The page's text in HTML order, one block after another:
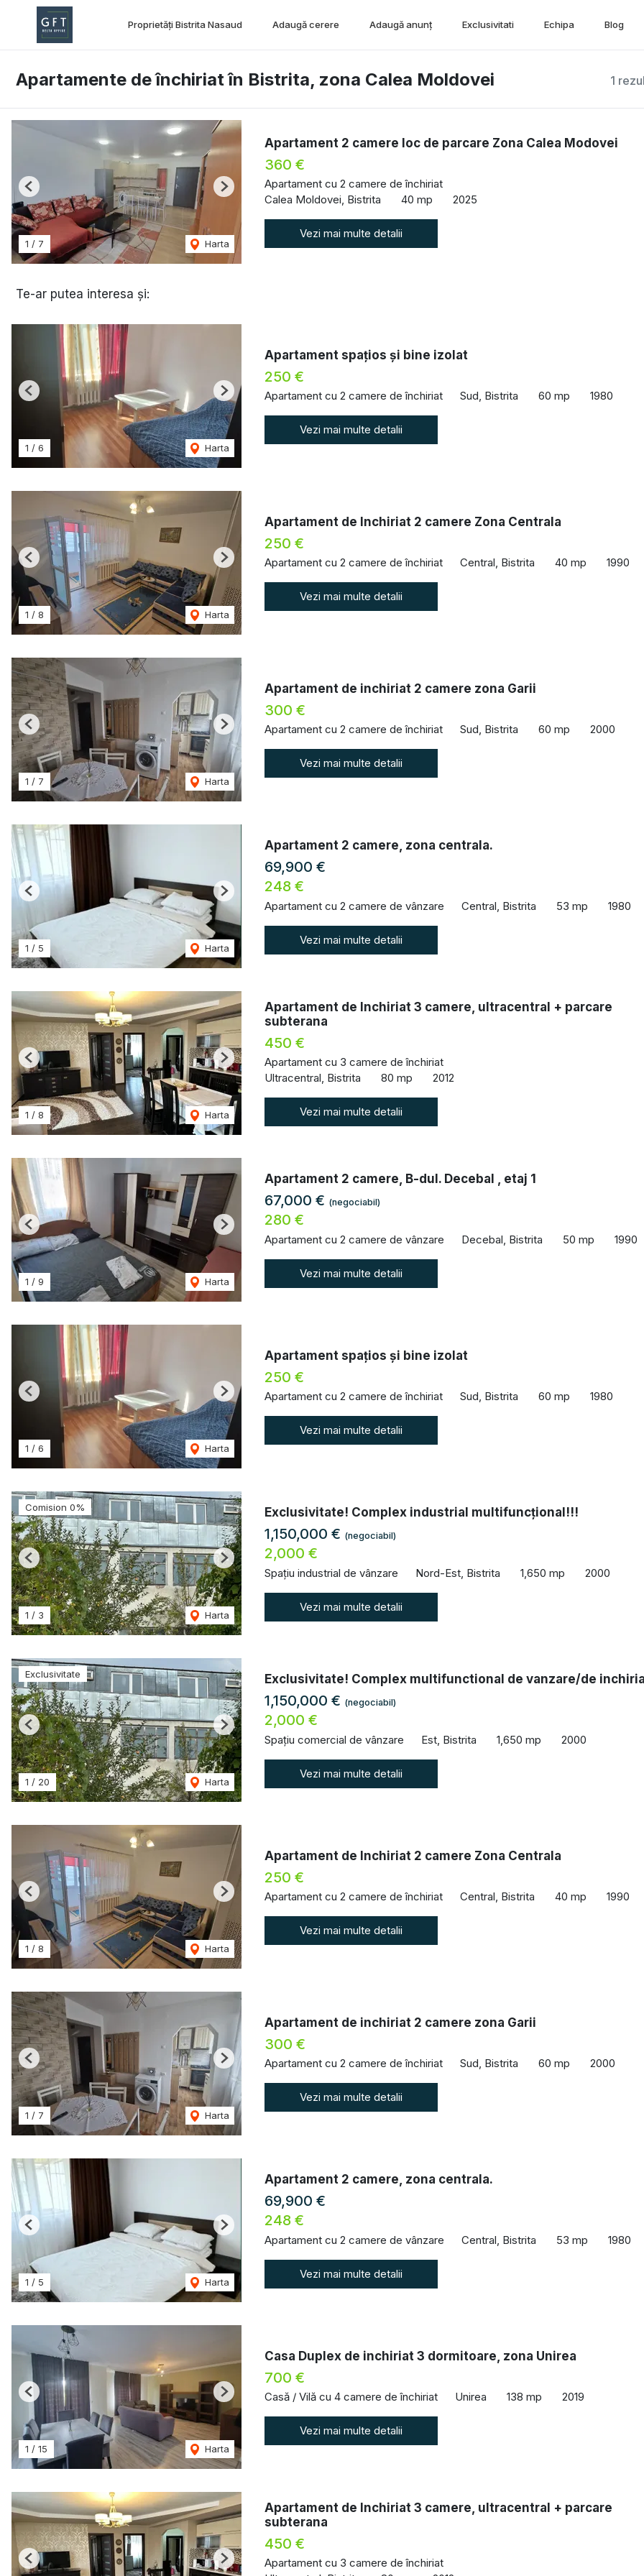
Proprietăți Bistrita Nasaud Adaugă cerere Adaugă anunț Exclusivitati Echipa Blog
1
Apartamente de închiriat în Bistrita, zona Calea Moldovei
1 / 7 Harta
Previous Next
Apartament 2 camere loc de parcare Zona Calea Modovei
360 €
Apartament cu 2 camere de închiriat
Calea Moldovei, Bistrita
40 mp 2025
Vezi mai multe detalii
Te-ar putea interesa și:
1 / 6 Harta
Previous Next
Apartament spațios și bine izolat
250 €
Apartament cu 2 camere de închiriat Sud, Bistrita 60 mp 1980
Vezi mai multe detalii
1 / 8 Harta
Previous Next
Apartament de Inchiriat 2 camere Zona Centrala
250 €
Apartament cu 2 camere de închiriat Central, Bistrita 40 mp 1990
Vezi mai multe detalii
1 / 7 Harta
Previous Next
Apartament de inchiriat 2 camere zona Garii
300 €
Apartament cu 2 camere de închiriat Sud, Bistrita 60 mp 2000
Vezi mai multe detalii
1 / 5 Harta
Previous Next
Apartament 2 camere, zona centrala.
69,900 €
248 €
Apartament cu 2 camere de vânzare Central, Bistrita 53 mp 1980
Vezi mai multe detalii
1 / 8 Harta
Previous Next
Apartament de Inchiriat 3 camere, ultracentral + parcare
subterana
450 €
Apartament cu 3 camere de închiriat
Ultracentral, Bistrita
80 mp 2012
Vezi mai multe detalii
1 / 9 Harta
Previous Next
Apartament 2 camere, B-dul. Decebal , etaj 1
67,000 € (negociabil)
280 €
Apartament cu 2 camere de vânzare Decebal, Bistrita 50 mp 1990
Vezi mai multe detalii
1 / 6 Harta
Previous Next
Apartament spațios și bine izolat
250 €
Apartament cu 2 camere de închiriat Sud, Bistrita 60 mp 1980
Vezi mai multe detalii
Comision 0%
1 / 3 Harta
Previous Next
Exclusivitate! Complex industrial multifuncțional!!!
1,150,000 € (negociabil)
2,000 €
Spațiu industrial de vânzare Nord-Est, Bistrita 1,650 mp 2000
Vezi mai multe detalii
Exclusivitate
1 / 20 Harta
Previous Next
Exclusivitate! Complex multifunctional de vanzare/de
1,150,000 € (negociabil)
2,000 €
Spațiu comercial de vânzare Est, Bistrita 1,650 mp 2000
Vezi mai multe detalii
1 / 8 Harta
Previous Next
Apartament de Inchiriat 2 camere Zona Centrala
250 €
Apartament cu 2 camere de închiriat Central, Bistrita 40 mp 1990
Vezi mai multe detalii
1 / 7 Harta
Previous Next
Apartament de inchiriat 2 camere zona Garii
300 €
Apartament cu 2 camere de închiriat Sud, Bistrita 60 mp 2000
Vezi mai multe detalii
1 / 5 Harta
Previous Next
Apartament 2 camere, zona centrala.
69,900 €
248 €
Apartament cu 2 camere de vânzare Central, Bistrita 53 mp 1980
Vezi mai multe detalii
1 / 15 Harta
Previous Next
Casa Duplex de inchiriat 3 dormitoare, zona Unirea
700 €
Casă / Vilă cu 4 camere de închiriat Unirea 138 mp 2019
Vezi mai multe detalii
Previous Next
Apartament de Inchiriat 3 camere, ultracentral + parcare
subterana
450 €
Apartament cu 3 camere de închiriat